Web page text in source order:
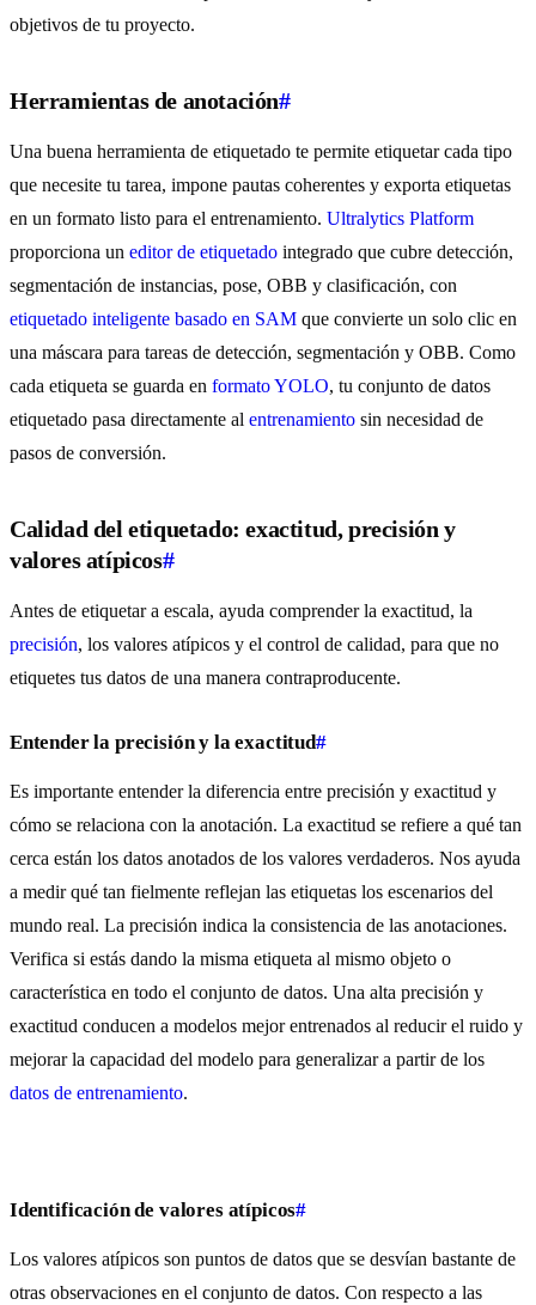
objetivos de tu proyecto.
Herramientas de anotación#
Una buena herramienta de etiquetado te permite etiquetar cada tipo
que necesite tu tarea, impone pautas coherentes y exporta etiquetas
en un formato listo para el entrenamiento. Ultralytics Platform
proporciona un editor de etiquetado integrado que cubre detección,
segmentación de instancias, pose, OBB y clasificación, con
etiquetado inteligente basado en SAM que convierte un solo clic en
una máscara para tareas de detección, segmentación y OBB. Como
cada etiqueta se guarda en formato YOLO, tu conjunto de datos
etiquetado pasa directamente al entrenamiento sin necesidad de
pasos de conversión.
Calidad del etiquetado: exactitud, precisión y
valores atípicos#
Antes de etiquetar a escala, ayuda comprender la exactitud, la
precisión, los valores atípicos y el control de calidad, para que no
etiquetes tus datos de una manera contraproducente.
Entender la precisión y la exactitud#
Es importante entender la diferencia entre precisión y exactitud y
cómo se relaciona con la anotación. La exactitud se refiere a qué tan
cerca están los datos anotados de los valores verdaderos. Nos ayuda
a medir qué tan fielmente reflejan las etiquetas los escenarios del
mundo real. La precisión indica la consistencia de las anotaciones.
Verifica si estás dando la misma etiqueta al mismo objeto o
característica en todo el conjunto de datos. Una alta precisión y
exactitud conducen a modelos mejor entrenados al reducir el ruido y
mejorar la capacidad del modelo para generalizar a partir de los
datos de entrenamiento.
Identificación de valores atípicos#
Los valores atípicos son puntos de datos que se desvían bastante de
otras observaciones en el conjunto de datos. Con respecto a las